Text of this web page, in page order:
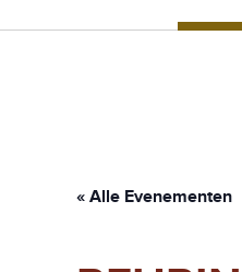
« Alle Evenementen